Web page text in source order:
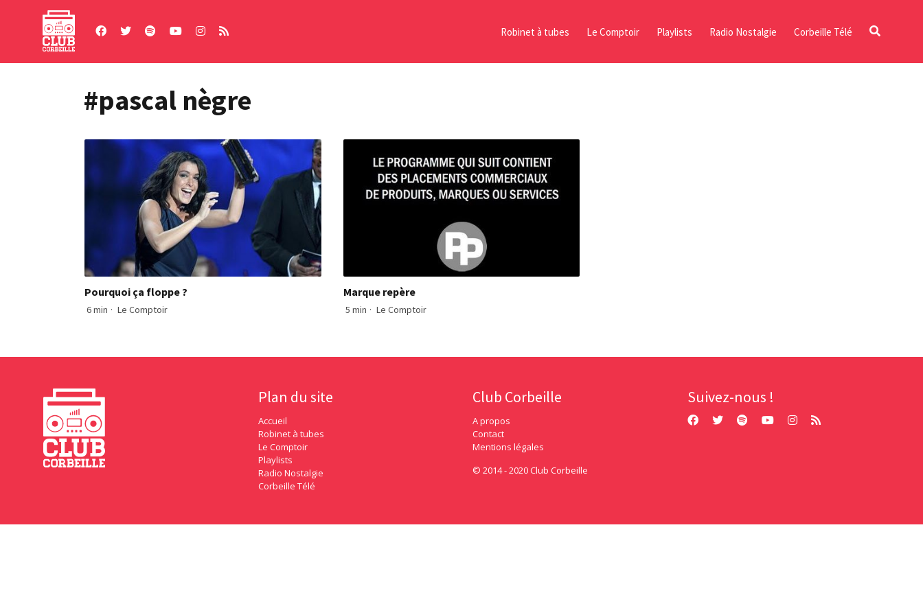
Robinet à tubes Le Comptoir Playlists Radio Nostalgie Corbeille Télé
#pascal nègre
Pourquoi ça floppe ?
6 min · Le Comptoir
Marque repère
5 min · Le Comptoir
Plan du site
Accueil
Robinet à tubes
Le Comptoir
Playlists
Radio Nostalgie
Corbeille Télé
Club Corbeille
A propos
Contact
Mentions légales
© 2014 - 2020 Club Corbeille
Suivez-nous !